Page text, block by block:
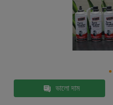
ভালো দাম